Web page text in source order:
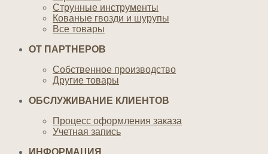
Струнные инструменты
Кованые гвозди и шурупы
Все товары
ОТ ПАРТНЕРОВ
Собственное производство
Другие товары
ОБСЛУЖИВАНИЕ КЛИЕНТОВ
Процесс оформления заказа
Учетная запись
ИНФОРМАЦИЯ